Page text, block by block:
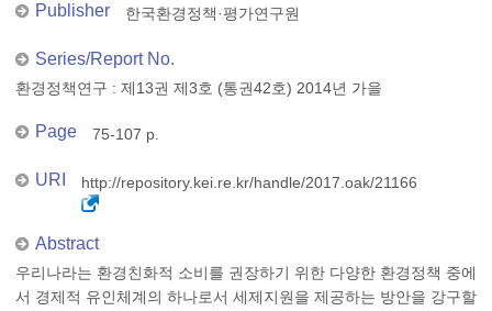
Publisher 한국환경정책·평가연구원
Series/Report No.
환경정책연구 : 제13권 제3호 (통권42호) 2014년 가을
Page 75-107 p.
URI http://repository.kei.re.kr/handle/2017.oak/21166
Abstract
우리나라는 환경친화적 소비를 권장하기 위한 다양한 환경정책 중에
서 경제적 유인체계의 하나로서 세제지원을 제공하는 방안을 강구할